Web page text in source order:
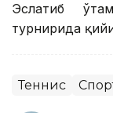
Эслатиб
турнирида
Теннис